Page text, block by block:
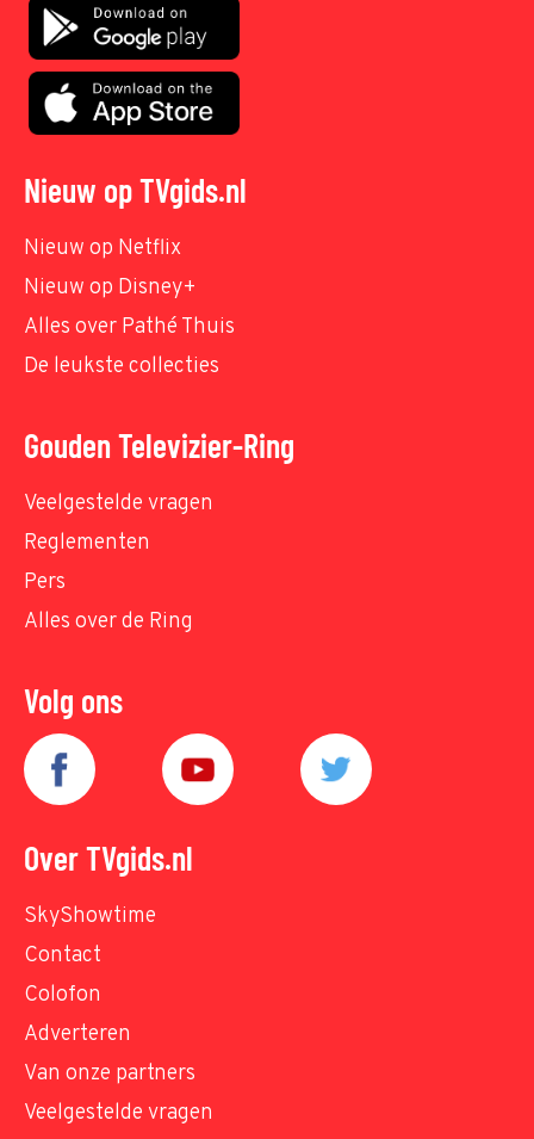
Nieuw op TVgids.nl
Nieuw op Netflix
Nieuw op Disney+
Alles over Pathé Thuis
De leukste collecties
Gouden Televizier-Ring
Veelgestelde vragen
Reglementen
Pers
Alles over de Ring
Volg ons
Over TVgids.nl
SkyShowtime
Contact
Colofon
Adverteren
Van onze partners
Veelgestelde vragen